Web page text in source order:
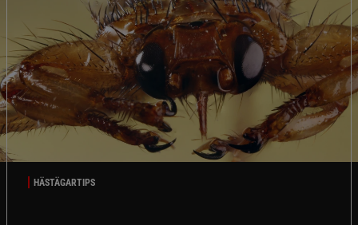
HÄSTÄGARTIPS